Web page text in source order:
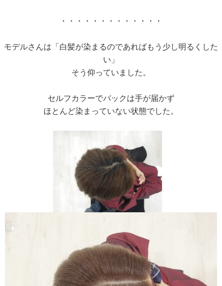
・・・・・・・・・・・・・
モデルさんは「白髪が染まるのであればもう少し明るくした
い」
そう仰っていました。
セルフカラーでバックは手が届かず
ほとんど染まっていない状態でした。